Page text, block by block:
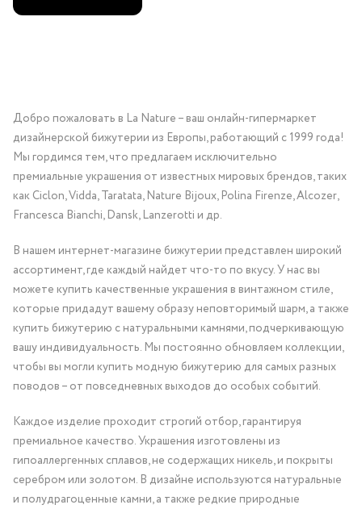
Добро пожаловать в La Nature – ваш онлайн-гипермаркет
дизайнерской бижутерии из Европы, работающий с 1999 года!
Мы гордимся тем, что предлагаем исключительно
премиальные украшения от известных мировых брендов, таких
как Ciclon, Vidda, Taratata, Nature Bijoux, Polina Firenze, Alcozer,
Francesca Bianchi, Dansk, Lanzerotti и др.
В нашем интернет-магазине бижутерии представлен широкий
ассортимент, где каждый найдет что-то по вкусу. У нас вы
можете купить качественные украшения в винтажном стиле,
которые придадут вашему образу неповторимый шарм, а также
купить бижутерию с натуральными камнями, подчеркивающую
вашу индивидуальность. Мы постоянно обновляем коллекции,
чтобы вы могли купить модную бижутерию для самых разных
поводов – от повседневных выходов до особых событий.
Каждое изделие проходит строгий отбор, гарантируя
премиальное качество. Украшения изготовлены из
гипоаллергенных сплавов, не содержащих никель, и покрыты
серебром или золотом. В дизайне используются натуральные
и полудрагоценные камни, а также редкие природные